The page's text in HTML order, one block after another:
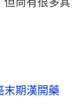
末期漢開藥